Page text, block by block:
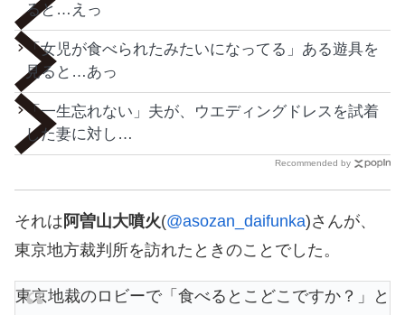
ると…えっ
「女児が食べられたみたいになってる」ある遊具を
見ると…あっ
「一生忘れない」夫が、ウエディングドレスを試着
した妻に対し…
Recommended by
それは 阿曽山大噴火(@asozan_daifunka)さんが、
東京地方裁判所を訪れたときのことでした。
東京地裁のロビーで「食べるとこどこですか？」と